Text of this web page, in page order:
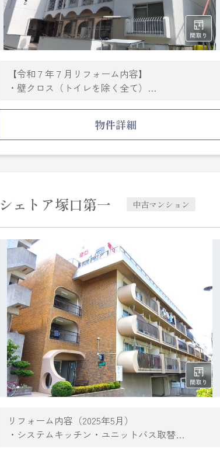
【令和７年７月リフォーム内容】
・壁クロス（トイレを除く全て）
・クッションフロア貼替（洗面・トイレ）
物件詳細
シェトア塚口第一 中古マンション
リフォーム内容（2025年5月）
・システムキッチン・ユニットバス取替